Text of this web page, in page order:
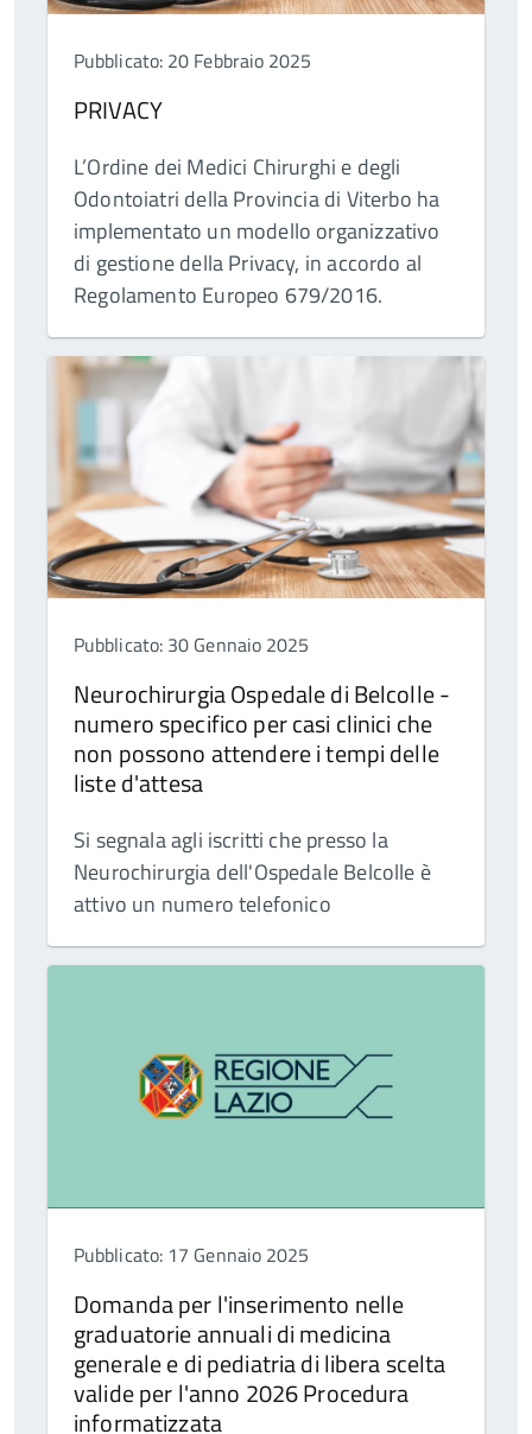
Pubblicato: 20 Febbraio 2025
PRIVACY
L’Ordine dei Medici Chirurghi e degli
Odontoiatri della Provincia di Viterbo ha
implementato un modello organizzativo
di gestione della Privacy, in accordo al
Regolamento Europeo 679/2016.
Pubblicato: 30 Gennaio 2025
Neurochirurgia Ospedale di Belcolle -
numero specifico per casi clinici che
non possono attendere i tempi delle
liste d'attesa
Si segnala agli iscritti che presso la
Neurochirurgia dell'Ospedale Belcolle è
attivo un numero telefonico
Pubblicato: 17 Gennaio 2025
Domanda per l'inserimento nelle
graduatorie annuali di medicina
generale e di pediatria di libera scelta
valide per l'anno 2026 Procedura
informatizzata